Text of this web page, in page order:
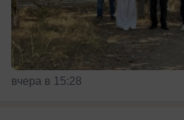
вчера в 15:28